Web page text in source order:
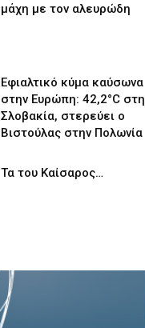
μάχη με τον αλευρώδη
Εφιαλτικό κύμα καύσωνα
στην Ευρώπη: 42,2°C στη
Σλοβακία, στερεύει ο
Βιστούλας στην Πολωνία
Τα του Καίσαρος…